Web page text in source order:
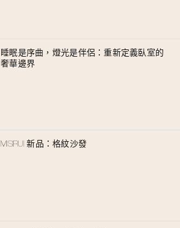
睡眠是序曲，燈光是伴侶：重新定義臥室的
奢華邊界
MISIRUI 新品：格紋沙發